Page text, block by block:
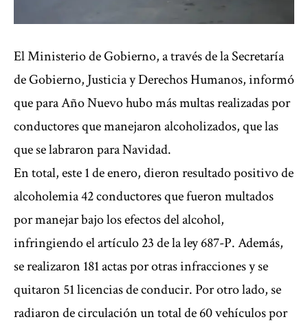
El Ministerio de Gobierno, a través de la Secretaría
de Gobierno, Justicia y Derechos Humanos, informó
que para Año Nuevo hubo más multas realizadas por
conductores que manejaron alcoholizados, que las
que se labraron para Navidad.
En total, este 1 de enero, dieron resultado positivo de
alcoholemia 42 conductores que fueron multados
por manejar bajo los efectos del alcohol,
infringiendo el artículo 23 de la ley 687-P. Además,
se realizaron 181 actas por otras infracciones y se
quitaron 51 licencias de conducir. Por otro lado, se
radiaron de circulación un total de 60 vehículos por